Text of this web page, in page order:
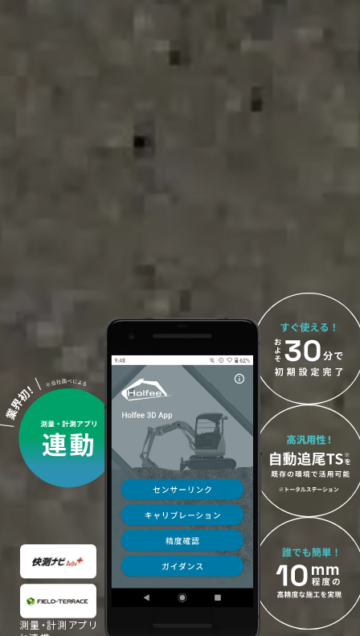
測量・計測アプリ